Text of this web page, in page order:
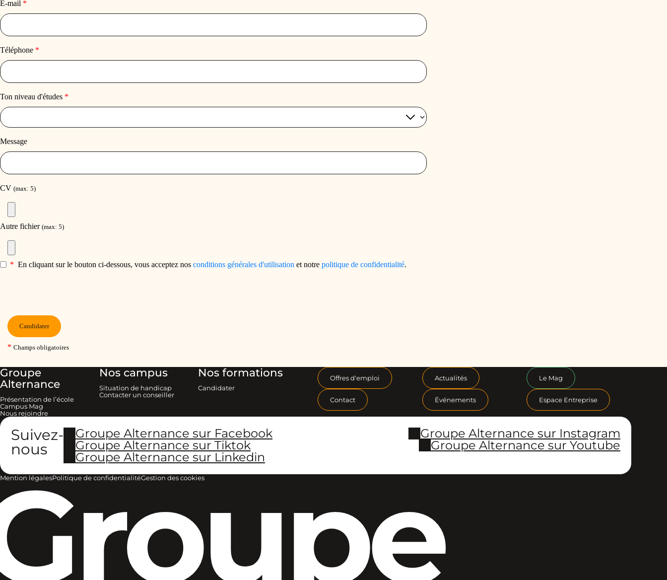
Groupe
Alternance
Présentation de l’école
Campus Mag
Nous rejoindre
Nos campus
Situation de handicap
Contacter un conseiller
Nos formations
Candidater
Offres d'emploi Actualités Le Mag
Contact Événements Espace Entreprise
Suivez-
nous
Groupe Alternance sur Facebook
Groupe Alternance sur Instagram
Groupe Alternance sur Tiktok
Groupe Alternance sur Youtube
Groupe Alternance sur Linkedin
Mention légalesPolitique de confidentialitéGestion des cookies